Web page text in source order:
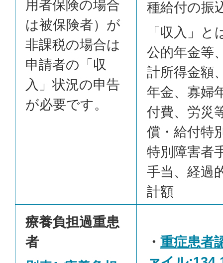
用者保険の場合
は被保険者）が
非課税の場合は
申請者の「収
入」状況の申告
が必要です。
種給付の振
「収入」
公的年金等
計所得金額
年金、寡婦
付費、労災
償・給付特
特別障害者
手当、経過
計額
療養負担過重患
者
・ 重症患者